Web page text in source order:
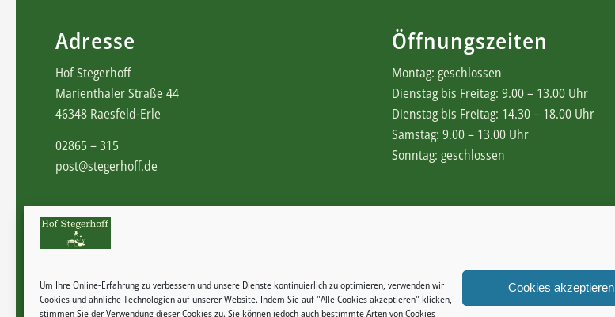
Um Ihre Online-Erfahrung zu verbessern und unsere Dienste kontinuierlich zu optimieren, verwenden wir
Cookies und ähnliche Technologien auf unserer Website. Indem Sie auf "Alle Cookies akzeptieren" klicken,
stimmen Sie der Verwendung dieser Cookies zu. Sie können jedoch auch bestimmte Arten von Cookies
Cookies akzeptieren
Adresse
Hof Stegerhoff
Marienthaler Straße 44
46348 Raesfeld-Erle
02865 – 315
post@stegerhoff.de
Öffnungszeiten
Montag: geschlossen
Dienstag bis Freitag: 9.00 – 13.00 Uhr
Dienstag bis Freitag: 14.30 – 18.00 Uhr
Samstag: 9.00 – 13.00 Uhr
Sonntag: geschlossen
Zahlungsweisen
Widerrufsbelehrung